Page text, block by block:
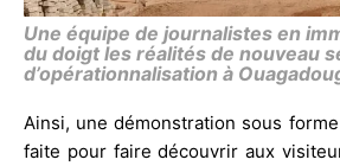
Une équipe de journalistes en
du doigt les réalités de nouveau
d’opérationnalisation à
Ainsi, une démonstration sous
faite pour faire découvrir aux